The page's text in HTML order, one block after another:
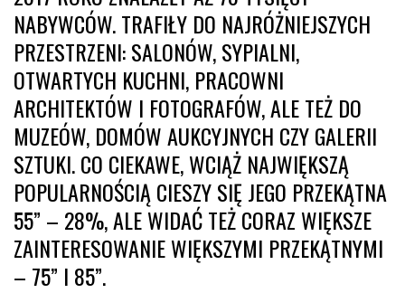
NABYWCÓW. TRAFIŁY DO NAJRÓŻNIEJSZYCH
PRZESTRZENI: SALONÓW, SYPIALNI,
OTWARTYCH KUCHNI, PRACOWNI
ARCHITEKTÓW I FOTOGRAFÓW, ALE TEŻ DO
MUZEÓW, DOMÓW AUKCYJNYCH CZY GALERII
SZTUKI. CO CIEKAWE, WCIĄŻ NAJWIĘKSZĄ
POPULARNOŚCIĄ CIESZY SIĘ JEGO PRZEKĄTNA
55” – 28%, ALE WIDAĆ TEŻ CORAZ WIĘKSZE
ZAINTERESOWANIE WIĘKSZYMI PRZEKĄTNYMI
– 75” I 85”.